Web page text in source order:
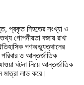
প্রকৃত নিহতের সংখ্যা ও
তথ্য গোপনীয়তা বজায় রাখা
গণঅভ্যুত্থানের
পরিবার ও আন্তর্জাতিক
ঘটনা নিয়ে আন্তর্জাতিক
মাত্রা লাভ করে।